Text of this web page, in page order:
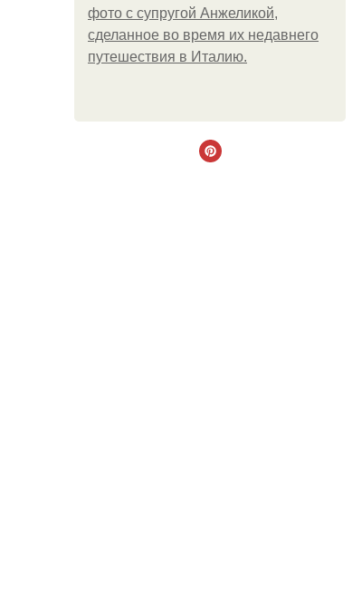
фото с супругой Анжеликой,
сделанное во время их недавнего
путешествия в Италию.